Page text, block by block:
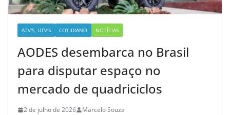
ATV'S, UTV'S COTIDIANO NOTÍCIAS
AODES desembarca no Brasil
para disputar espaço no
mercado de quadriciclos
2 de julho de 2026 Marcelo Souza